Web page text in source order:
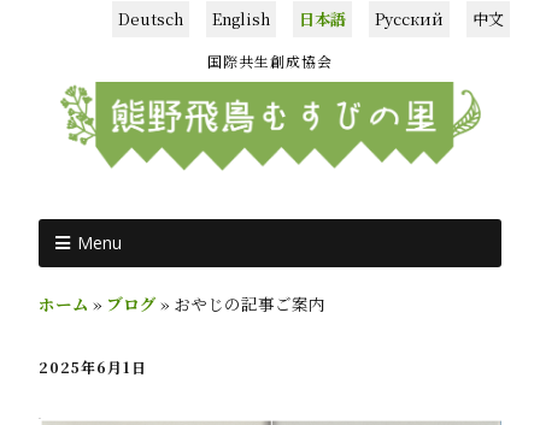
Deutsch English 日本語 Русский 中文
国際共生創成協会
Menu
ホーム » ブログ » おやじの記事ご案内
2025年6月1日